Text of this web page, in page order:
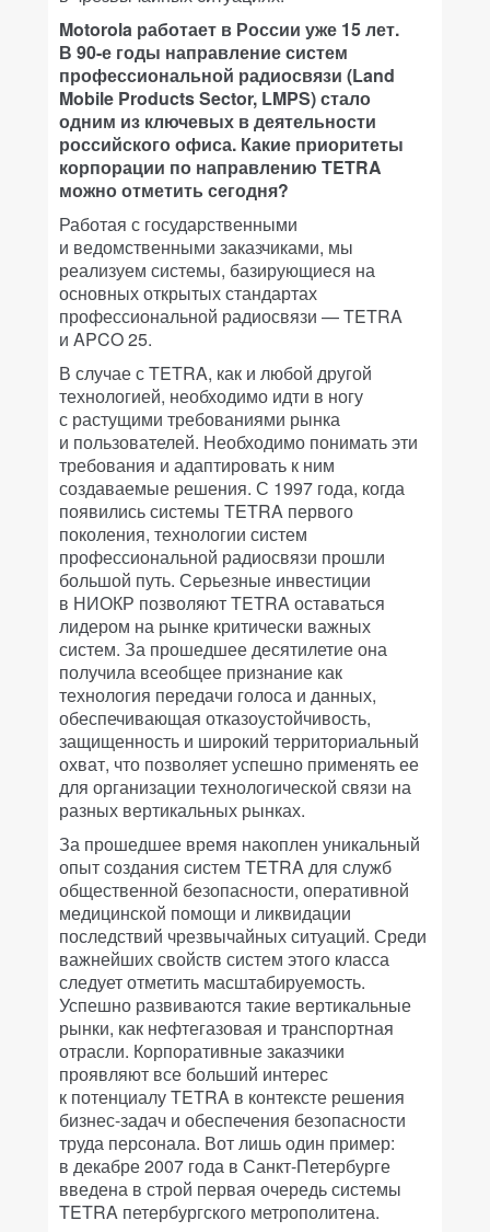
Motorola работает в России уже 15 лет.
В 90-е годы направление систем
профессиональной радиосвязи (Land
Mobile Products Sector, LMPS) стало
одним из ключевых в деятельности
российского офиса. Какие приоритеты
корпорации по направлению TETRA
можно отметить сегодня?
Работая с государственными
и ведомственными заказчиками, мы
реализуем системы, базирующиеся на
основных открытых стандартах
профессиональной радиосвязи — TETRA
и APCO 25.
В случае с TETRA, как и любой другой
технологией, необходимо идти в ногу
с растущими требованиями рынка
и пользователей. Необходимо понимать эти
требования и адаптировать к ним
создаваемые решения. С 1997 года, когда
появились системы TETRA первого
поколения, технологии систем
профессиональной радиосвязи прошли
большой путь. Серьезные инвестиции
в НИОКР позволяют TETRA оставаться
лидером на рынке критически важных
систем. За прошедшее десятилетие она
получила всеобщее признание как
технология передачи голоса и данных,
обеспечивающая отказоустойчивость,
защищенность и широкий территориальный
охват, что позволяет успешно применять ее
для организации технологической связи на
разных вертикальных рынках.
За прошедшее время накоплен уникальный
опыт создания систем TETRA для служб
общественной безопасности, оперативной
медицинской помощи и ликвидации
последствий чрезвычайных ситуаций. Среди
важнейших свойств систем этого класса
следует отметить масштабируемость.
Успешно развиваются такие вертикальные
рынки, как нефтегазовая и транспортная
отрасли. Корпоративные заказчики
проявляют все больший интерес
к потенциалу TETRA в контексте решения
бизнес-задач и обеспечения безопасности
труда персонала. Вот лишь один пример:
в декабре 2007 года в Санкт-Петербурге
введена в строй первая очередь системы
TETRA петербургского метрополитена.